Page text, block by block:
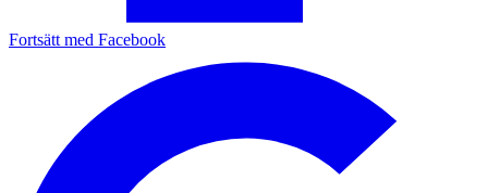
Fortsätt med Facebook